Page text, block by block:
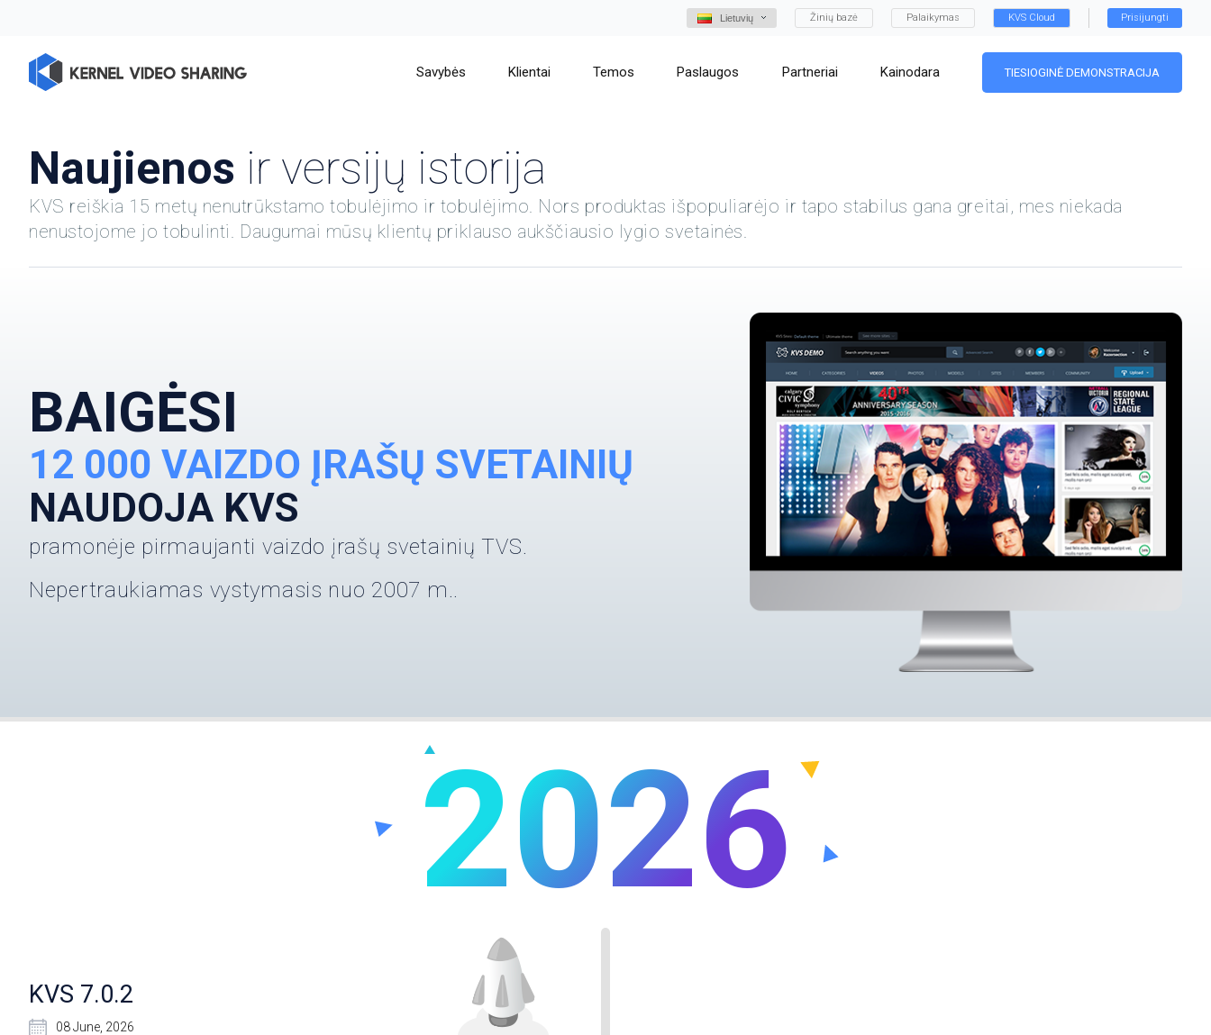
Lietuvių Žinių bazė Palaikymas KVS Cloud Prisijungti
Savybės Klientai Temos Paslaugos Partneriai Kainodara TIESIOGINĖ DEMONSTRACIJA
Naujienos ir versijų istorija
KVS reiškia 15 metų nenutrūkstamo tobulėjimo ir tobulėjimo. Nors produktas išpopuliarėjo ir tapo stabilus gana greitai, mes niekada
nenustojome jo tobulinti. Daugumai mūsų klientų priklauso aukščiausio lygio svetainės.
BAIGĖSI
12 000 VAIZDO ĮRAŠŲ SVETAINIŲ
NAUDOJA KVS
pramonėje pirmaujanti vaizdo įrašų svetainių TVS.
Nepertraukiamas vystymasis nuo 2007 m..
2026
KVS 7.0.2
08 June, 2026